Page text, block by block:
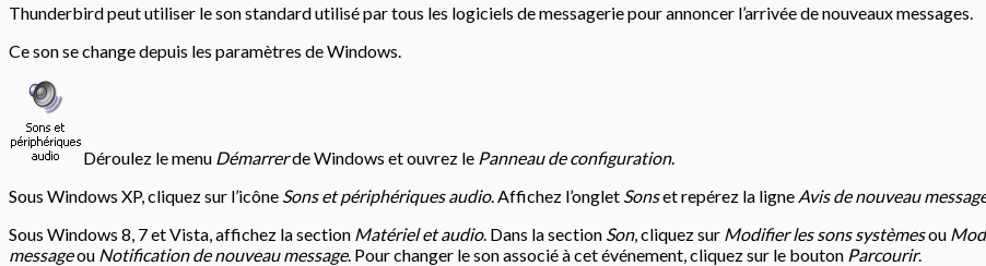
Thunderbird peut utiliser le son standard utilisé par tous les logiciels de messagerie pour annoncer l’arrivée de nouveaux messages.
Ce son se change depuis les paramètres de Windows.
Déroulez le menu Démarrerde Windows et ouvrez le Panneau de configuration.
Sous Windows XP, cliquez sur l’icône Sons et périphériques audio. Affichez l’onglet Sonset repérez la ligne Avis de nouveau
Sous Windows 8, 7 et Vista, affichez la section Matériel et audio. Dans la section Son, cliquez sur Modifier les sons systèmesou
messageou Notification de nouveau message. Pour changer le son associé à cet événement, cliquez sur le bouton Parcourir.